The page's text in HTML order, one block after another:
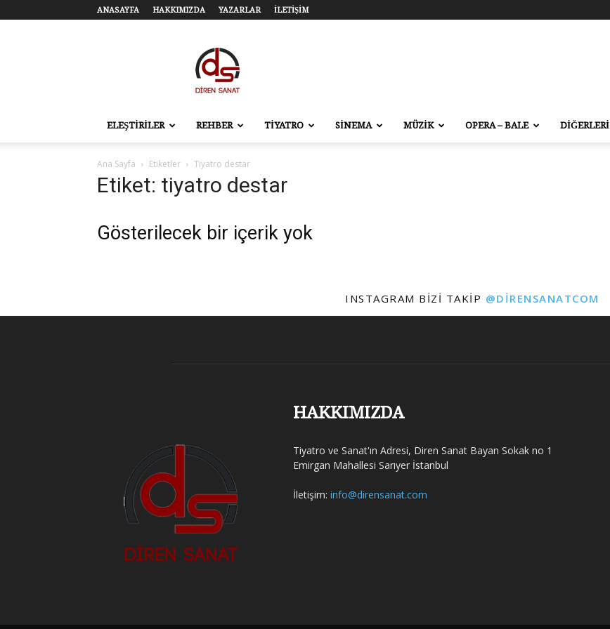
ANASAYFA HAKKIMIZDA YAZARLAR İLETİŞİM
Diren
Sanat
–
Tiyatro,
Sahne
ELEŞTİRİLER REHBER TİYATRO SİNEMA MÜZİK OPERA – BALE DİĞERLERİ
Ana Sayfa Etiketler Tiyatro destar
Etiket: tiyatro destar
Gösterilecek bir içerik yok
INSTAGRAM BIZI TAKIP @DIRENSANATCOM
HAKKIMIZDA
Tiyatro ve Sanat'ın Adresi, Diren Sanat Bayan Sokak no 1
Emirgan Mahallesi Sarıyer İstanbul
İletişim: info@dirensanat.com